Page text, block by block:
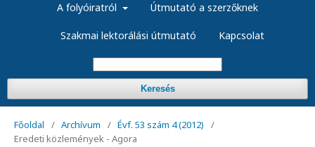
A folyóiratról Útmutató a szerzőknek
Szakmai lektorálási útmutató Kapcsolat
Keresés
Főoldal / Archívum / Évf. 53 szám 4 (2012)
/
Eredeti közlemények - Agora